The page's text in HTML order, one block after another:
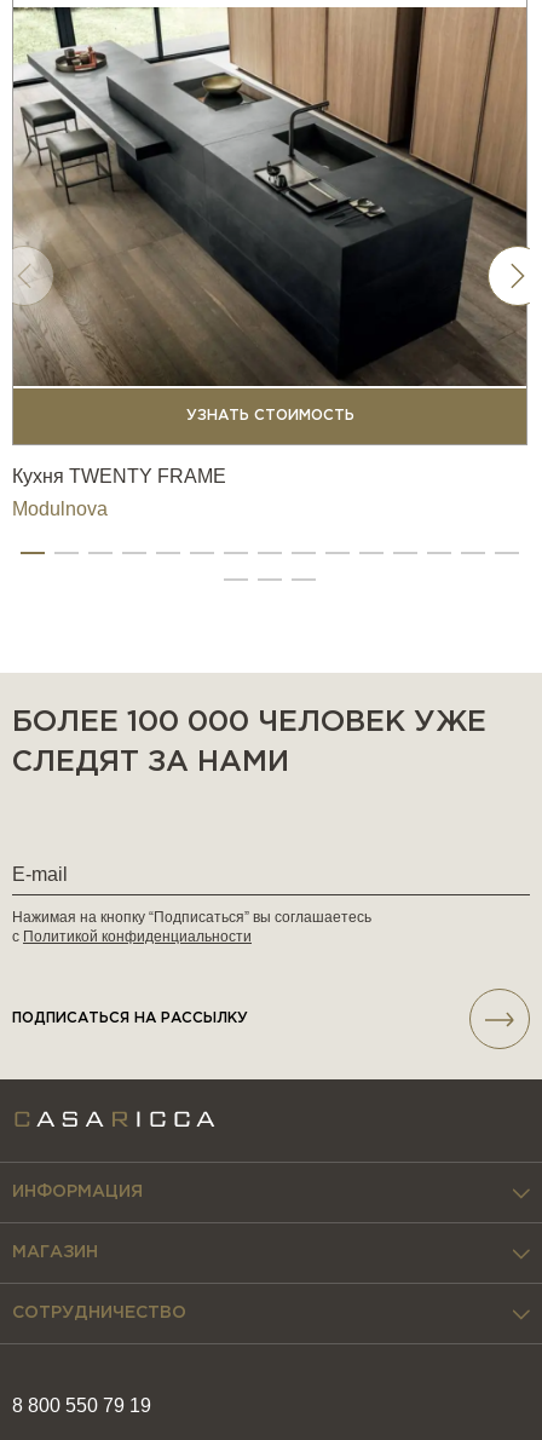
УЗНАТЬ СТОИМОСТЬ
Кухня TWENTY FRAME
Modulnova
БОЛЕЕ 100 000 ЧЕЛОВЕК УЖЕ
СЛЕДЯТ ЗА НАМИ
Нажимая на кнопку “Подписаться” вы соглашаетесь
с Политикой конфиденциальности
ПОДПИСАТЬСЯ НА РАССЫЛКУ
8 800 550 79 19
ИНФОРМАЦИЯ
МАГАЗИН
СОТРУДНИЧЕСТВО